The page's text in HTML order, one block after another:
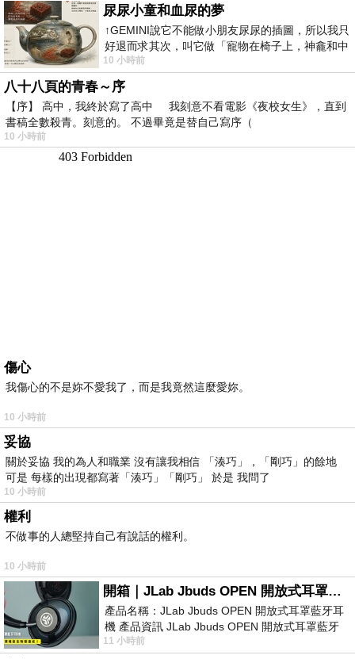
尿尿小童和血尿的夢
↑GEMINI說它不能做小朋友尿尿的插圖，所以我只
好退而求其次，叫它做「寵物在椅子上，神龕和中
年人臉孔」的畫了。 六月底
10 小時前
八十八頁的青春～序
【序】 高中，我終於寫了高中 我刻意不看電影《夜校女生》，直到
書稿全數殺青。刻意的。 不過畢竟是替自己寫序（
10 小時前
傷心
我傷心的不是妳不愛我了，而是我竟然這麼愛妳。
10 小時前
妥協
關於妥協 我的為人和職業 沒有讓我相信 「湊巧」，「剛巧」的餘地
可是 每樣的出現都寫著「湊巧」「剛巧」 於是 我問了
10 小時前
權利
不做事的人總堅持自己有說話的權利。
10 小時前
開箱｜JLab Jbuds OPEN 開放式耳罩藍牙耳機 - 設計美學，輕巧、透氣、環境音全物理達成！
產品名稱：JLab Jbuds OPEN 開放式耳罩藍牙耳
機 產品資訊 JLab Jbuds OPEN 開放式耳罩藍牙
耳機評語：非常有特色，值得喜愛美型工
11 小時前